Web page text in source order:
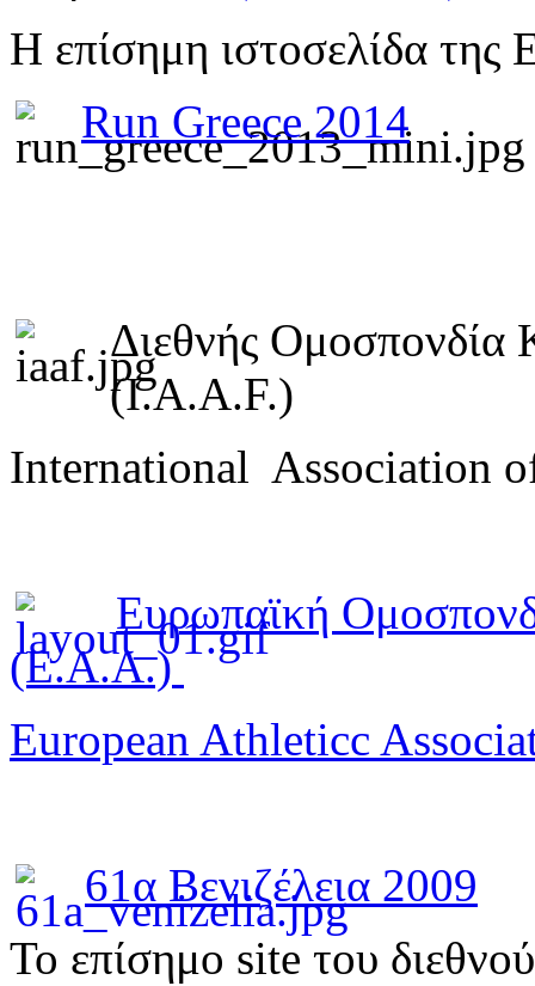
Η επίσημη ιστοσελίδα της
Run Greece 2014
Διεθνής Ομοσπονδία
(I.A.A.F.)
International Association
Ευρωπαϊκή
(E.A.A.)
European Athleticc
61α Βενιζέλεια 2009
To επίσημο site του